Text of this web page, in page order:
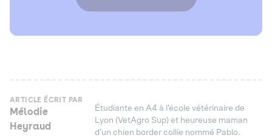
ARTICLE ÉCRIT PAR
Mélodie
Heyraud
Étudiante en A4 à l’école vétérinaire de
Lyon (VetAgro Sup) et heureuse maman
d’un chien border collie nommé Pablo.